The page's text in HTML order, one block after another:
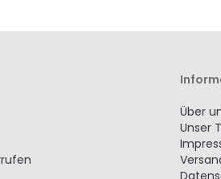
Über
Unser